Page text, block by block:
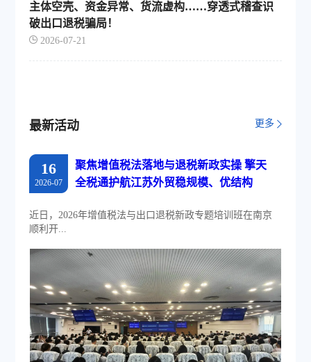
主体空壳、资金异常、货流虚构……穿透式稽查识
破出口退税骗局！
2026-07-21
最新活动 更多
16
2026-07
聚焦增值税法落地与退税新政实操 擎天
全税通护航江苏外贸稳规模、优结构
近日，2026年增值税法与出口退税新政专题培训班在南京
顺利开...